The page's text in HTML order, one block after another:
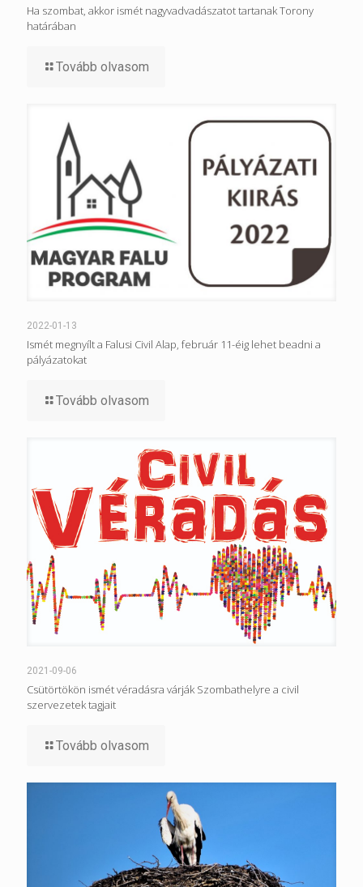
Ha szombat, akkor ismét nagyvadvadászatot tartanak Torony
határában
Tovább olvasom
2022-01-13
Ismét megnyílt a Falusi Civil Alap, február 11-éig lehet beadni a
pályázatokat
Tovább olvasom
2021-09-06
Csütörtökön ismét véradásra várják Szombathelyre a civil
szervezetek tagjait
Tovább olvasom